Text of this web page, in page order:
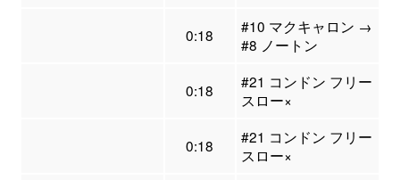
0:18
#10 マクキャロン →
#8 ノートン
0:18
#21 コンドン フリー
スロー×
0:18
#21 コンドン フリー
スロー×